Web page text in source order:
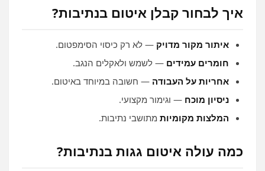
איך לבחור קבלן איטום בנתיבות?
איתור מקור מדויק — לא רק כיסוי הסימפטום.
חומרים עמידים — לשמש ולאקלים הנגב.
אחריות על העבודה — חשובה במיוחד באיטום.
ניסיון מוכח — וגימור מקצועי.
המלצות מקומיות מתושבי נתיבות.
כמה עולה איטום גגות בנתיבות?